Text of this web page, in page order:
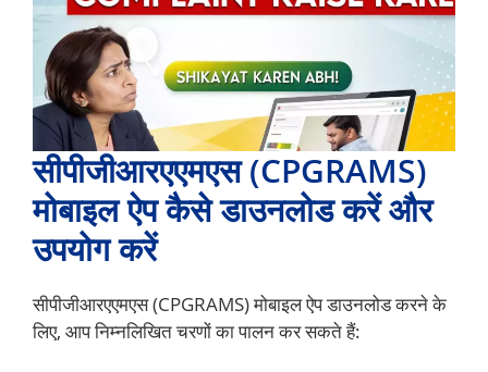
सीपीजीआरएएमएस (CPGRAMS)
मोबाइल ऐप कैसे डाउनलोड करें और
उपयोग करें
सीपीजीआरएएमएस (CPGRAMS) मोबाइल ऐप डाउनलोड करने के
लिए, आप निम्नलिखित चरणों का पालन कर सकते हैं: